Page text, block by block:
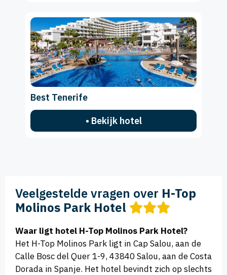
Best Tenerife
• Bekijk hotel
Veelgestelde vragen over H-Top
Molinos Park Hotel
Waar ligt hotel H-Top Molinos Park Hotel?
Het H-Top Molinos Park ligt in Cap Salou, aan de
Calle Bosc del Quer 1-9, 43840 Salou, aan de Costa
Dorada in Spanje. Het hotel bevindt zich op slechts